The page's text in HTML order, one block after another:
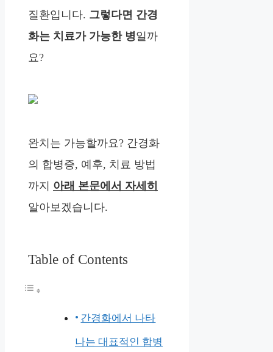
질환입니다. 그렇다면 간경
화는 치료가 가능한 병일까
요?
완치는 가능할까요? 간경화
의 합병증, 예후, 치료 방법
까지 아래 본문에서 자세히
알아보겠습니다.
Table of Contents
간경화에서 나타
나는 대표적인 합병